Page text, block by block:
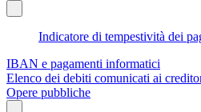
Indicatore di tempestività dei
IBAN e pagamenti informatici
Elenco dei debiti comunicati ai
Opere pubbliche